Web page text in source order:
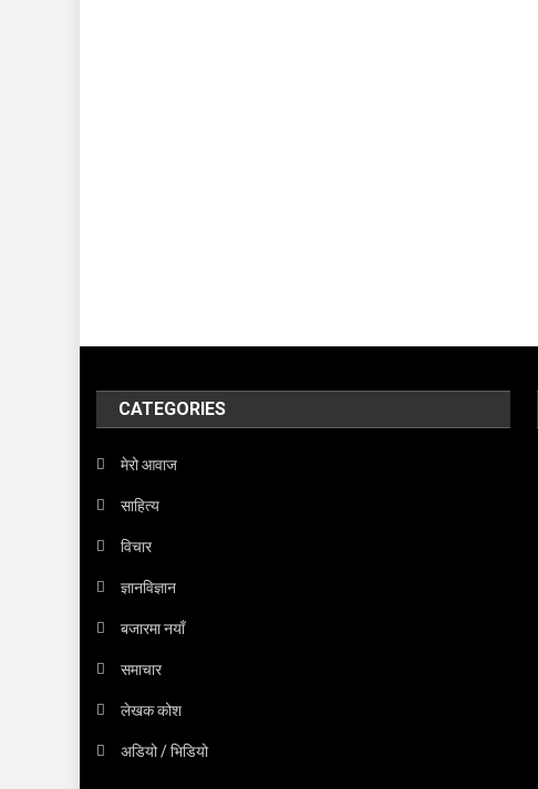
CATEGORIES
मेरो आवाज
साहित्य
विचार
ज्ञानविज्ञान
बजारमा नयाँ
समाचार
लेखक कोश
अडियो / भिडियो